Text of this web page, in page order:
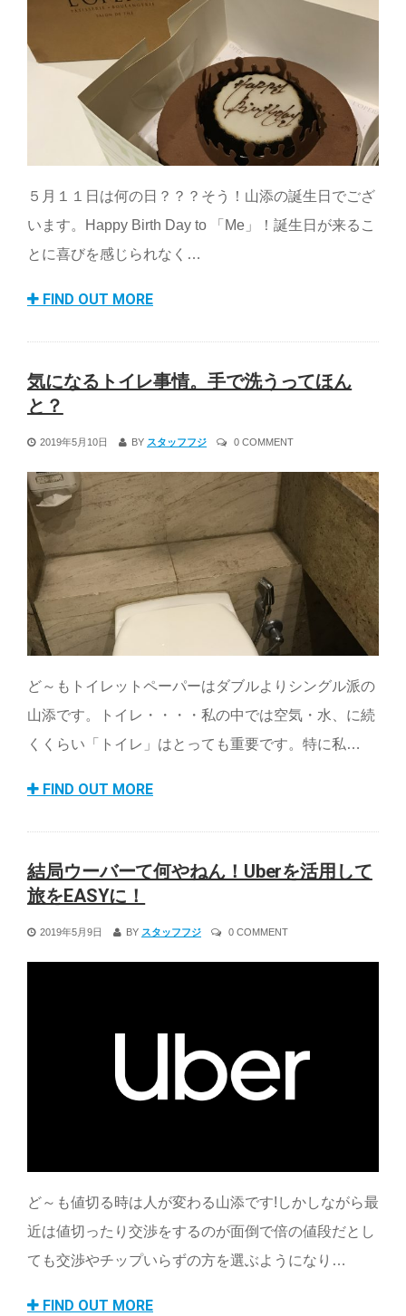
５月１１日は何の日？？？そう！山添の誕生日でござ
います。Happy Birth Day to 「Me」！誕生日が来るこ
とに喜びを感じられなく…
FIND OUT MORE
気になるトイレ事情。手で洗うってほん
と？
2019年5月10日 BY スタッフフジ 0 COMMENT
ど～もトイレットペーパーはダブルよりシングル派の
山添です。トイレ・・・・私の中では空気・水、に続
くくらい「トイレ」はとっても重要です。特に私…
FIND OUT MORE
結局ウーバーて何やねん！Uberを活用して
旅をEASYに！
2019年5月9日 BY スタッフフジ 0 COMMENT
ど～も値切る時は人が変わる山添です!しかしながら最
近は値切ったり交渉をするのが面倒で倍の値段だとし
ても交渉やチップいらずの方を選ぶようになり…
FIND OUT MORE